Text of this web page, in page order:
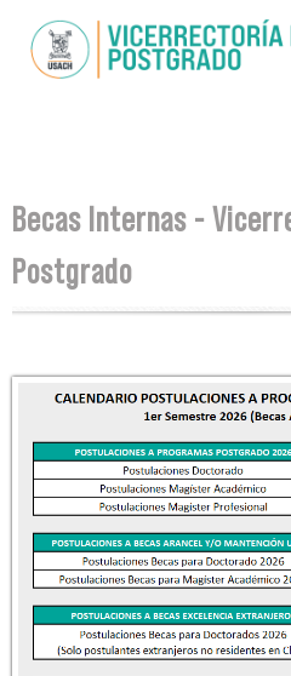
contenido
Se encuentra usted aquí
Becas Internas -
Postgrado
vs3.png